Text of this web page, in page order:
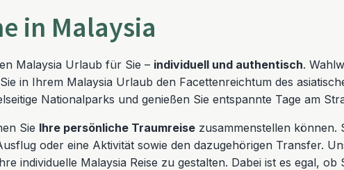
in Malaysia
Malaysia Urlaub für Sie – individuell und authentisch.
in Ihrem Malaysia Urlaub den Facettenreichtum des
Nationalparks und genießen Sie entspannte Tage am
Sie Ihre persönliche Traumreise zusammenstellen können.
oder eine Aktivität sowie den dazugehörigen Transfer.
individuelle Malaysia Reise zu gestalten. Dabei ist es egal, ob